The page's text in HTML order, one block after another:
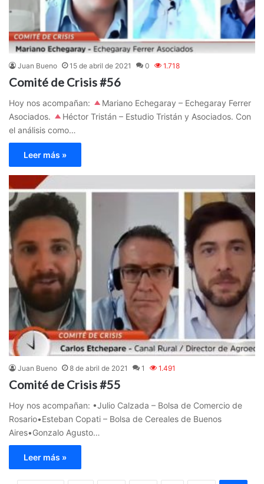
Juan Bueno 15 de abril de 2021 0 1.718
Comité de Crisis #56
Hoy nos acompañan:
Mariano Echegaray – Echegaray Ferrer
Asociados.
Héctor Tristán – Estudio Tristán y Asociados. Con
el análisis como…
Leer más »
Juan Bueno 8 de abril de 2021 1 1.491
Comité de Crisis #55
Hoy nos acompañan: •Julio Calzada – Bolsa de Comercio de
Rosario•Esteban Copati – Bolsa de Cereales de Buenos
Aires•Gonzalo Agusto…
Leer más »